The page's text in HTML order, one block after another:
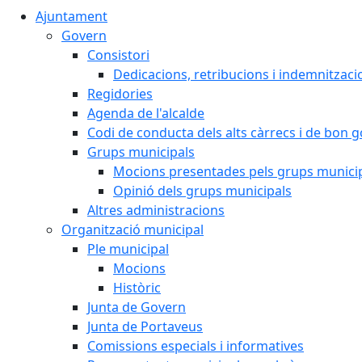
Ajuntament
Govern
Consistori
Dedicacions, retribucions i
Regidories
Agenda de l'alcalde
Codi de conducta dels alts càrrecs i de bon
Grups municipals
Mocions presentades pels grups
Opinió dels grups municipals
Altres administracions
Organització municipal
Ple municipal
Mocions
Històric
Junta de Govern
Junta de Portaveus
Comissions especials i informatives